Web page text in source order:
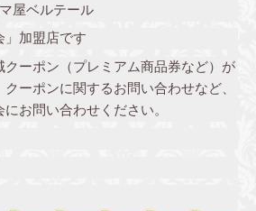
屋ベルテール
」加盟店です
ーポン（プレミアム商品券など）が
ーポンに関するお問い合わせなど、
お問い合わせください。